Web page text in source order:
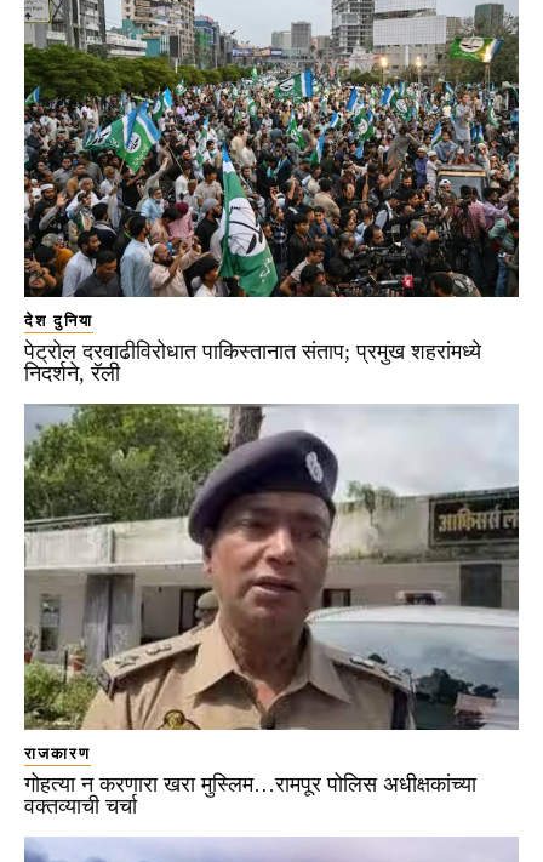
देश दुनिया
पेट्रोल दरवाढीविरोधात पाकिस्तानात संताप; प्रमुख शहरांमध्ये
निदर्शने, रॅली
राजकारण
गोहत्या न करणारा खरा मुस्लिम…रामपूर पोलिस अधीक्षकांच्या
वक्तव्याची चर्चा